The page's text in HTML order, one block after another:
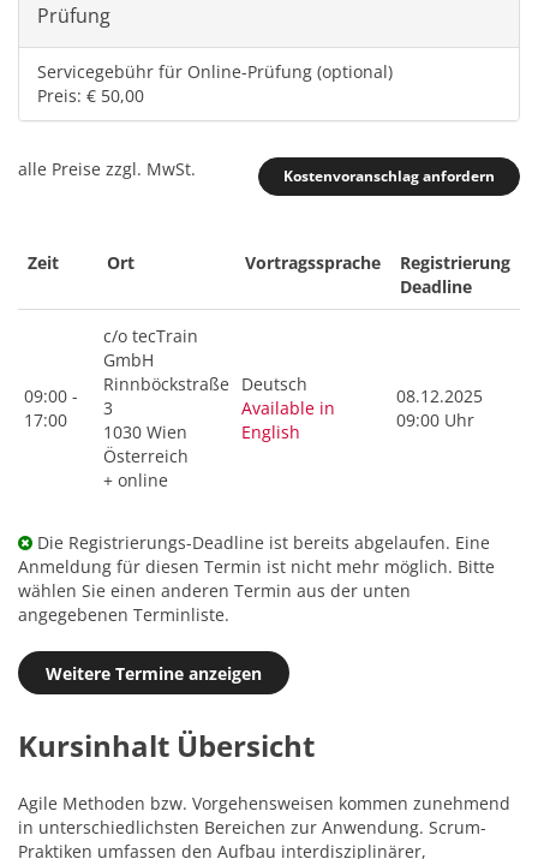
Prüfung
Servicegebühr für Online-Prüfung (optional)
Preis: € 50,00
Kostenvoranschlag anfordern
alle Preise zzgl. MwSt.
Zeit Ort Vortragssprache
Registrierung
Deadline
09:00 -
17:00
c/o tecTrain
GmbH
Rinnböckstraße
3
1030 Wien
Österreich
+ online
Deutsch
Available in
English
08.12.2025
09:00 Uhr
Die Registrierungs-Deadline ist bereits abgelaufen. Eine
Anmeldung für diesen Termin ist nicht mehr möglich. Bitte
wählen Sie einen anderen Termin aus der unten
angegebenen Terminliste.
Weitere Termine anzeigen
Kursinhalt Übersicht
Agile Methoden bzw. Vorgehensweisen kommen zunehmend
in unterschiedlichsten Bereichen zur Anwendung. Scrum-
Praktiken umfassen den Aufbau interdisziplinärer,